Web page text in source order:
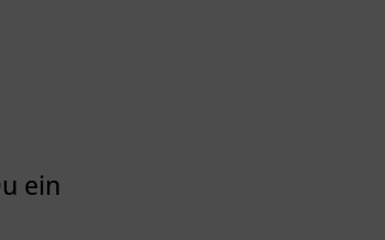
ein